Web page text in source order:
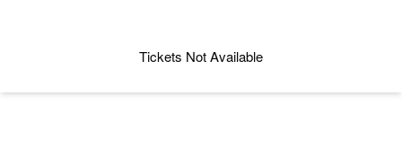
Tickets Not Available